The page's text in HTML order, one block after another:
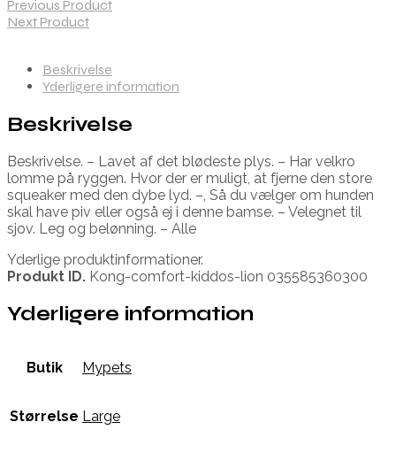
Previous Product
Next Product
Beskrivelse
Yderligere information
Beskrivelse
Beskrivelse. – Lavet af det blødeste plys. – Har velkro
lomme på ryggen. Hvor der er muligt, at fjerne den store
squeaker med den dybe lyd. –, Så du vælger om hunden
skal have piv eller også ej i denne bamse. – Velegnet til
sjov. Leg og belønning. – Alle
Yderlige produktinformationer.
Produkt ID. Kong-comfort-kiddos-lion 035585360300
Yderligere information
Butik Mypets
Størrelse Large